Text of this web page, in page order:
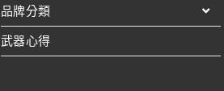
品牌分類
武器心得